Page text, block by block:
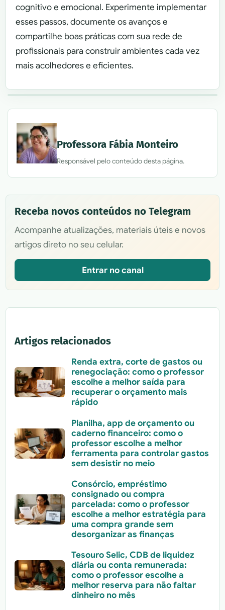
cognitivo e emocional. Experimente implementar
esses passos, documente os avanços e
compartilhe boas práticas com sua rede de
profissionais para construir ambientes cada vez
mais acolhedores e eficientes.
Professora Fábia Monteiro
Responsável pelo conteúdo desta página.
Receba novos conteúdos no Telegram
Acompanhe atualizações, materiais úteis e novos
artigos direto no seu celular.
Entrar no canal
Artigos relacionados
Renda extra, corte de gastos ou
renegociação: como o professor
escolhe a melhor saída para
recuperar o orçamento mais
rápido
Planilha, app de orçamento ou
caderno financeiro: como o
professor escolhe a melhor
ferramenta para controlar gastos
sem desistir no meio
Consórcio, empréstimo
consignado ou compra
parcelada: como o professor
escolhe a melhor estratégia para
uma compra grande sem
desorganizar as finanças
Tesouro Selic, CDB de liquidez
diária ou conta remunerada:
como o professor escolhe a
melhor reserva para não faltar
dinheiro no mês